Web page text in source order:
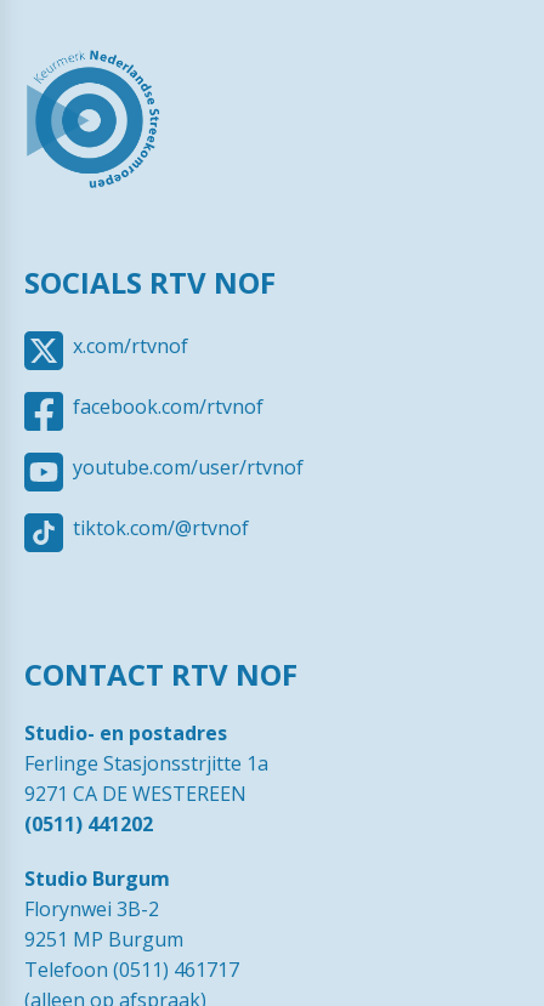
SOCIALS RTV NOF
x.com/rtvnof
facebook.com/rtvnof
youtube.com/user/rtvnof
tiktok.com/@rtvnof
CONTACT RTV NOF
Studio- en postadres
Ferlinge Stasjonsstrjitte 1a
9271 CA DE WESTEREEN
(0511) 441202
Studio Burgum
Florynwei 3B-2
9251 MP Burgum
Telefoon (0511) 461717
(alleen op afspraak)